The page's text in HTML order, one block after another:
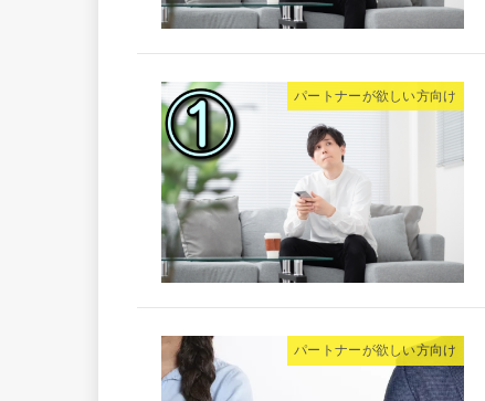
パートナーが欲しい方向け
パートナーが欲しい方向け